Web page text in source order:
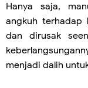
Hanya saja,
angkuh terhadap
dan dirusak
menjadi dalih